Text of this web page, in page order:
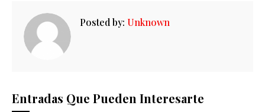
Posted by: Unknown
Entradas Que Pueden Interesarte